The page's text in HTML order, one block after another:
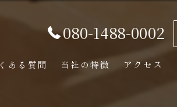
080-1488-0002
ある質問 当社の特徴 アクセス